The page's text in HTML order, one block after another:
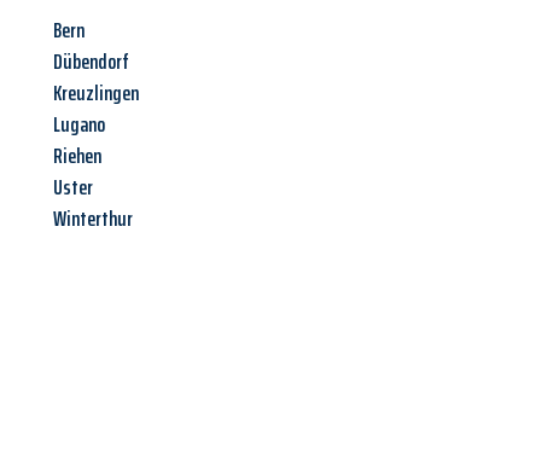
Bern
Dübendorf
Kreuzlingen
Lugano
Riehen
Uster
Winterthur